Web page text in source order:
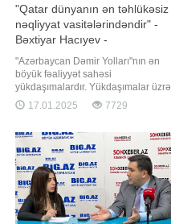
"Qatar dünyanın ən təhlükəsiz
nəqliyyat vasitələrindəndir" -
Bəxtiyar Hacıyev -
VİDEOMÜSAHİBƏ
"Azərbaycan Dəmir Yolları"nın ən
böyük fəaliyyət sahəsi
yükdaşımalardır. Yükdaşımalar üzrə
niyətimiz şərq-qərb, şimal-cənub
dəhlizi üzrə yüklərin artırılmasıdır".
Yolları" QSC-nin media məsələləri
üzrə məsul əməkdaşı Bəxtiyar
Hacıyev -a müsahibəsind
17.01.2025 7729